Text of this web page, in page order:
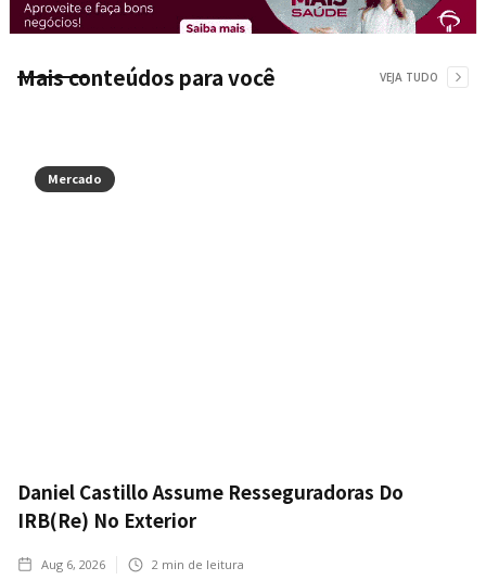
Mais conteúdos para você VEJA TUDO
Mercado
Daniel Castillo Assume Resseguradoras Do
IRB(Re) No Exterior
Aug 6, 2026 2 min de leitura